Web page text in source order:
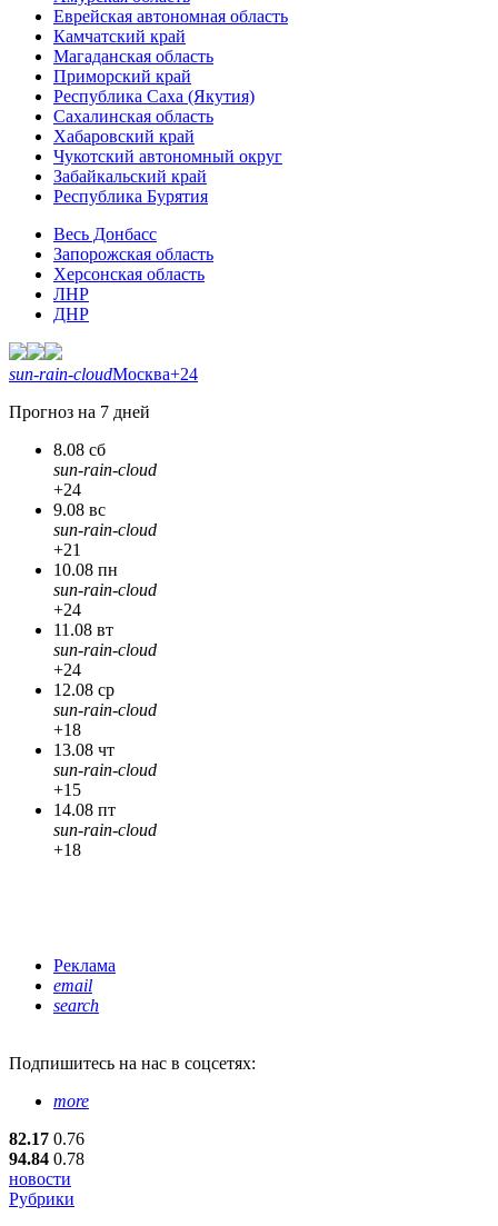
Еврейская автономная область
Камчатский край
Магаданская область
Приморский край
Республика Саха (Якутия)
Сахалинская область
Хабаровский край
Чукотский автономный округ
Забайкальский край
Республика Бурятия
Весь Донбасс
Запорожская область
Херсонская область
ЛНР
ДНР
sun-rain-cloudМосква+24
Прогноз на 7 дней
8.08 сб
sun-rain-cloud
+24
9.08 вс
sun-rain-cloud
+21
10.08 пн
sun-rain-cloud
+24
11.08 вт
sun-rain-cloud
+24
12.08 ср
sun-rain-cloud
+18
13.08 чт
sun-rain-cloud
+15
14.08 пт
sun-rain-cloud
+18
Реклама
email
search
Подпишитесь на нас в соцсетях:
more
82.17 0.76
94.84 0.78
новости
Рубрики